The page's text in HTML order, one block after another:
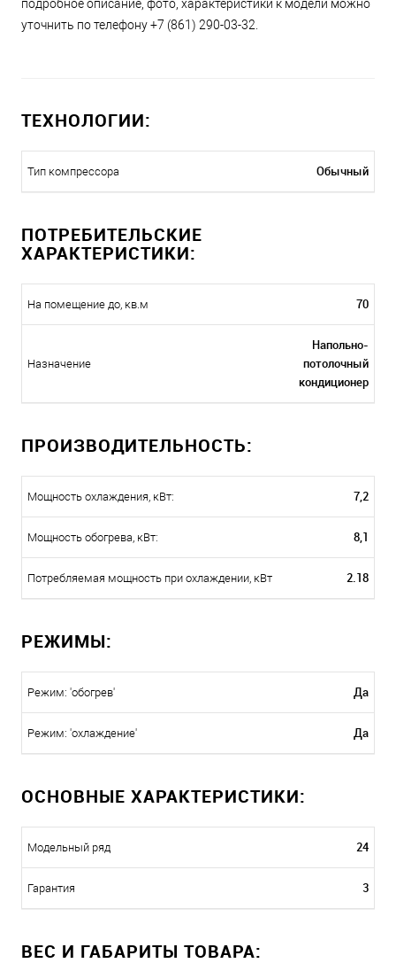
подробное описание, фото, характеристики к модели можно
уточнить по телефону +7 (861) 290-03-32.
ТЕХНОЛОГИИ:
Тип компрессора Обычный
ПОТРЕБИТЕЛЬСКИЕ
ХАРАКТЕРИСТИКИ:
На помещение до, кв.м 70
Назначение
Напольно-
потолочный
кондиционер
ПРОИЗВОДИТЕЛЬНОСТЬ:
Мощность охлаждения, кВт: 7,2
Мощность обогрева, кВт: 8,1
Потребляемая мощность при охлаждении, кВт 2.18
РЕЖИМЫ:
Режим: 'обогрев' Да
Режим: 'охлаждение' Да
ОСНОВНЫЕ ХАРАКТЕРИСТИКИ:
Модельный ряд 24
Гарантия 3
ВЕС И ГАБАРИТЫ ТОВАРА: